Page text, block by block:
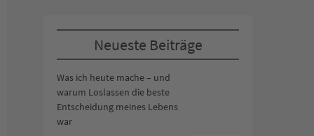
Neueste Beiträge
Was ich heute mache – und
warum Loslassen die beste
Entscheidung meines Lebens
war